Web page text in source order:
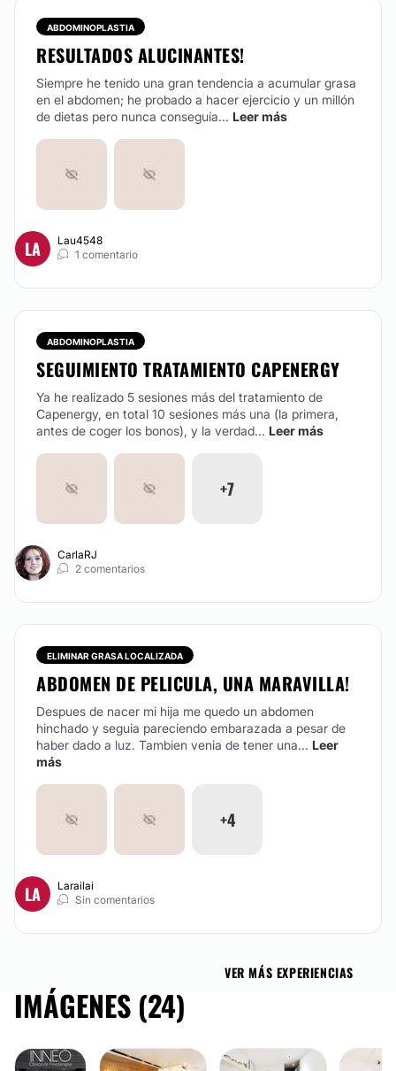
ABDOMINOPLASTIA
RESULTADOS ALUCINANTES!
Siempre he tenido una gran tendencia a acumular grasa
en el abdomen; he probado a hacer ejercicio y un millón
de dietas pero nunca conseguía... Leer más
LA
Lau4548
1 comentario
ABDOMINOPLASTIA
SEGUIMIENTO TRATAMIENTO CAPENERGY
Ya he realizado 5 sesiones más del tratamiento de
Capenergy, en total 10 sesiones más una (la primera,
antes de coger los bonos), y la verdad... Leer más
+7
CarlaRJ
2 comentarios
ELIMINAR GRASA LOCALIZADA
ABDOMEN DE PELICULA, UNA MARAVILLA!
Despues de nacer mi hija me quedo un abdomen
hinchado y seguia pareciendo embarazada a pesar de
haber dado a luz. Tambien venia de tener una... Leer
más
+4
LA
Larailai
Sin comentarios
VER MÁS EXPERIENCIAS
IMÁGENES (24)